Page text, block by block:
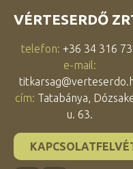
VÉRTESERDŐ
telefon: +36 34 316
e-mail:
cím: Tatabánya,
u. 63.